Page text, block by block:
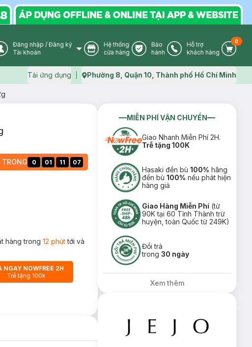
User Icon
Đăng nhập / Đăng ký
Tài khoản
Store Icon
Hệ thống
cửa hàng
Warranty Icon
Bảo
hành
Phone Icon
Hỗ trợ
khách hàng
Cart
0
Tải ứng dụng Map icon
Phường 8, Quận 10, Thành phố Hồ Chí Minh
TRONG 0 : 01 : 11 : 06
hàng trong 12 phúttới và
NGAY NOWFREE 2H
Trễ tặng 100k
MIỄN PHÍ VẬN CHUYỂN
Giao Nhanh Miễn Phí 2H.
Trễ tặng 100K
Hasaki đền bù100% hãng
đền bù100% nếu phát hiện
hàng giả
Giao Hàng Miễn Phí (từ
90K tại 60 Tỉnh Thành trừ
huyện, toàn Quốc từ 249K)
Đổi trả
trong30 ngày
Xem thêm